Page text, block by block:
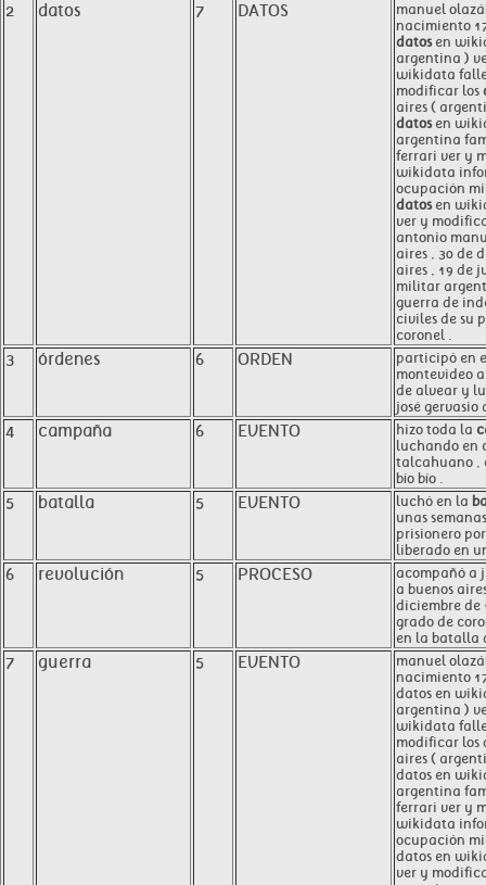
2 datos 7 DATOS
manuel
nacimiento
datosen
argentina )
wikidata
modificar los
aires (
datosen
argentina
ferrari ver y
wikidata
ocupación
datosen
ver y
antonio
aires , 30 de
aires , 19 de
militar
guerra de
civiles de su
coronel .
3 órdenes 6 ORDEN
participó en
montevideo
de alvear y
josé gervasio
4 campaña 6 EVENTO hizo toda la
luchando en
talcahuano ,
bío bío .
5 batalla 5 EVENTO luchó en la
unas
prisionero
liberado en
6 revolución 5 PROCESO
acompañó a
a buenos
diciembre de
grado de
en la batalla
7 guerra 5 EVENTO
manuel
nacimiento
datos en
argentina )
wikidata
modificar los
aires (
datos en
argentina
ferrari ver y
wikidata
ocupación
datos en
ver y